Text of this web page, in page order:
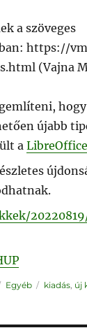
a szöveges
https://
(Vajna
újabb
a
Kategória
Egyéb Címke
kiadás, új